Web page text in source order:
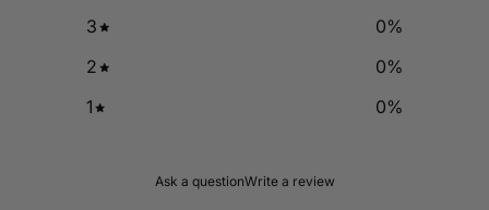
3
0%
2
0%
1
0%
Ask a questionWrite a review